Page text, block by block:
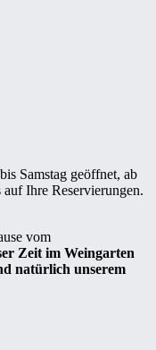
Samstag geöffnet, ab
Ihre Reservierungen.
vom
Zeit im Weingarten
natürlich unserem